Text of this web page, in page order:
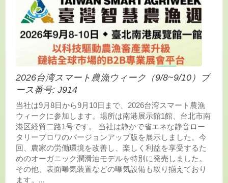
2026台湾スマート農漁ウィーク（9/8~9/10）ブ
ース番号: J914
当社は9月8日から9月10日まで、2026台湾スマート農漁
ウィークに参加します。場所は南港展示館1館、台北市南
港区経貿二路1号です。 当社は静かで省エネな静音ロー
タリーブロワのバージョンアップ版を展示しました。今
回、農家の労働環境を改善し、楽しく利益を享受するた
めのオーガニック潤滑油モデルを特別に発売しました。
その他、表面曝気装置などの曝気設備も取り揃えており
ます。...